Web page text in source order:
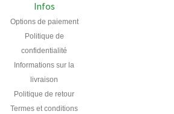
Infos
Options de paiement
Politique de
confidentialité
Informations sur la
livraison
Politique de retour
Termes et conditions